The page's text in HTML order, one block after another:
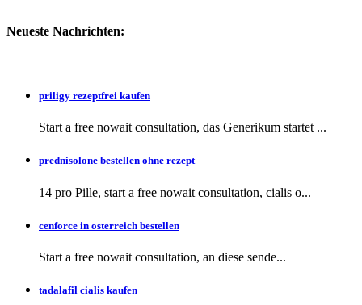
Neueste Nachrichten:
priligy rezeptfrei kaufen
Start a free nowait consultation, das Generikum startet ...
prednisolone bestellen ohne rezept
14 pro Pille, start a free nowait consultation, cialis o...
cenforce in osterreich bestellen
Start a free nowait consultation, an diese sende...
tadalafil cialis kaufen